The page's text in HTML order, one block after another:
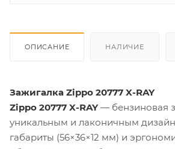
ОПИСАНИЕ НАЛИЧИЕ
Зажигалка Zippo 20777 X-RAY
Zippo 20777 X-RAY — бензиновая
уникальным и лаконичным
габариты (56×36×12 мм) и